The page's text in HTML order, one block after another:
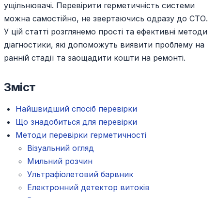
ущільнювачі. Перевірити герметичність системи
можна самостійно, не звертаючись одразу до СТО.
У цій статті розглянемо прості та ефективні методи
діагностики, які допоможуть виявити проблему на
ранній стадії та заощадити кошти на ремонті.
Зміст
Найшвидший спосіб перевірки
Що знадобиться для перевірки
Методи перевірки герметичності
Візуальний огляд
Мильний розчин
Ультрафіолетовий барвник
Електронний детектор витоків